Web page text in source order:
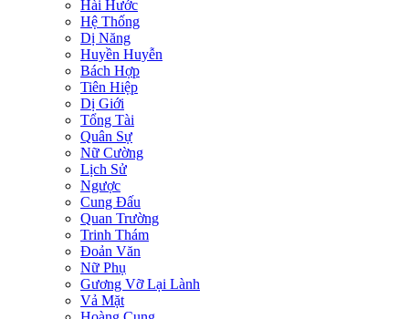
Hài Hước
Hệ Thống
Dị Năng
Huyền Huyễn
Bách Hợp
Tiên Hiệp
Dị Giới
Tổng Tài
Quân Sự
Nữ Cường
Lịch Sử
Ngược
Cung Đấu
Quan Trường
Trinh Thám
Đoản Văn
Nữ Phụ
Gương Vỡ Lại Lành
Vả Mặt